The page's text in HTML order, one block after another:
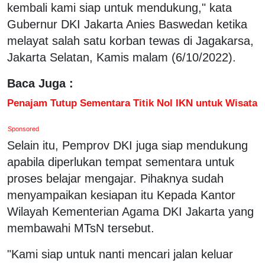
kembali kami siap untuk mendukung," kata
Gubernur DKI Jakarta Anies Baswedan ketika
melayat salah satu korban tewas di Jagakarsa,
Jakarta Selatan, Kamis malam (6/10/2022).
Baca Juga :
Penajam Tutup Sementara Titik Nol IKN untuk Wisata
Sponsored
Selain itu, Pemprov DKI juga siap mendukung
apabila diperlukan tempat sementara untuk
proses belajar mengajar. Pihaknya sudah
menyampaikan kesiapan itu Kepada Kantor
Wilayah Kementerian Agama DKI Jakarta yang
membawahi MTsN tersebut.
"Kami siap untuk nanti mencari jalan keluar